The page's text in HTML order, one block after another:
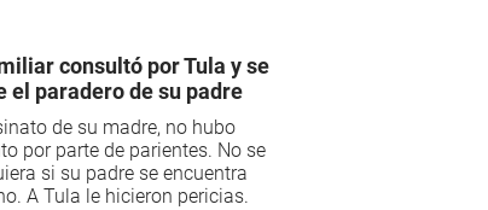
consultó por Tula y se
el paradero de su padre
de su madre, no hubo
por parte de parientes. No se
si su padre se encuentra
A Tula le hicieron pericias.